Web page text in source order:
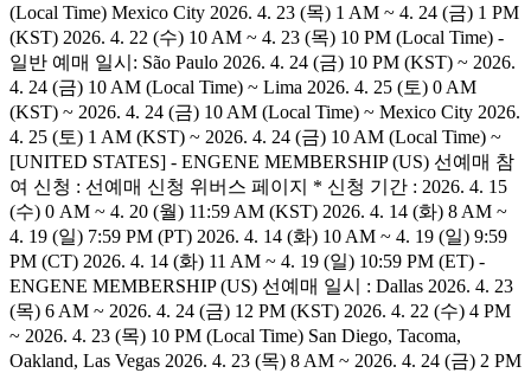
(Local Time) Mexico City 2026. 4. 23 (목) 1 AM ~ 4. 24 (금) 1 PM
(KST) 2026. 4. 22 (수) 10 AM ~ 4. 23 (목) 10 PM (Local Time) -
일반 예매 일시: São Paulo 2026. 4. 24 (금) 10 PM (KST) ~ 2026.
4. 24 (금) 10 AM (Local Time) ~ Lima 2026. 4. 25 (토) 0 AM
(KST) ~ 2026. 4. 24 (금) 10 AM (Local Time) ~ Mexico City 2026.
4. 25 (토) 1 AM (KST) ~ 2026. 4. 24 (금) 10 AM (Local Time) ~
[UNITED STATES] - ENGENE MEMBERSHIP (US) 선예매 참
여 신청 : 선예매 신청 위버스 페이지 * 신청 기간 : 2026. 4. 15
(수) 0 AM ~ 4. 20 (월) 11:59 AM (KST) 2026. 4. 14 (화) 8 AM ~
4. 19 (일) 7:59 PM (PT) 2026. 4. 14 (화) 10 AM ~ 4. 19 (일) 9:59
PM (CT) 2026. 4. 14 (화) 11 AM ~ 4. 19 (일) 10:59 PM (ET) -
ENGENE MEMBERSHIP (US) 선예매 일시 : Dallas 2026. 4. 23
(목) 6 AM ~ 2026. 4. 24 (금) 12 PM (KST) 2026. 4. 22 (수) 4 PM
~ 2026. 4. 23 (목) 10 PM (Local Time) San Diego, Tacoma,
Oakland, Las Vegas 2026. 4. 23 (목) 8 AM ~ 2026. 4. 24 (금) 2 PM